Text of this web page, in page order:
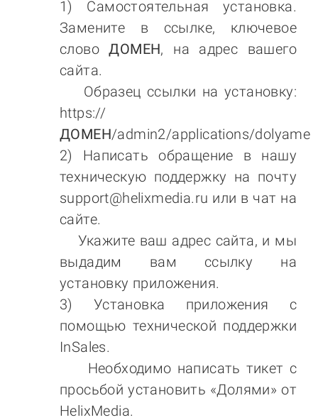
1) Самостоятельная установка.
Замените в ссылке, ключевое
словоДОМЕН, на адрес вашего
сайта.
Образец ссылки на установку:
https://
ДОМЕН/admin2/applications/dolyame
2) Написать обращение в нашу
техническую поддержку на почту
support@helixmedia.ru или в чат на
сайте.
Укажите ваш адрес сайта, и мы
выдадим вам ссылку на
установку приложения.
3) Установка приложения с
помощью технической поддержки
InSales.
Необходимо написать тикет с
просьбой установить «Долями» от
HelixMedia.